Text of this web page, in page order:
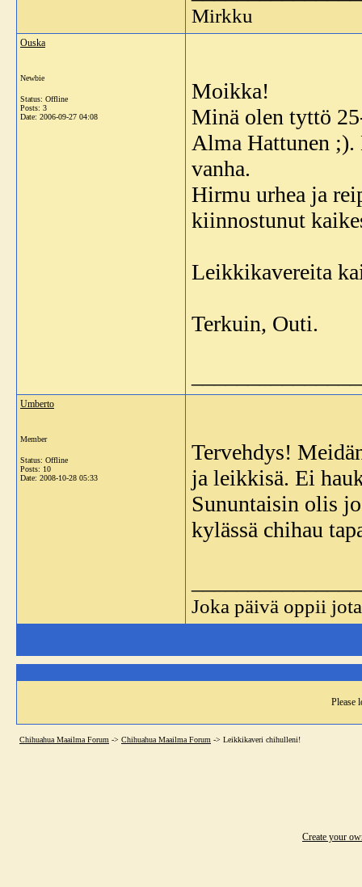
Mirkku
Ouska
Newbie
Status: Offline
Posts: 3
Date: 2006-09-27 04:08
Moikka!
Minä olen tyttö
Alma Hattunen
vanha.
Hirmu urhea ja
kiinnostunut
Leikkikavereita
Terkuin, Outi.
Umberto
Member
Status: Offline
Posts: 10
Date: 2008-10-28 05:33
Tervehdys!
ja leikkisä. Ei
Sununtaisin olis
kylässä chihau
Joka päivä oppii
Please
Chihuahua Maailma Forum -> Chihuahua Maailma Forum -> Leikkikaveri chihulleni!
Create your